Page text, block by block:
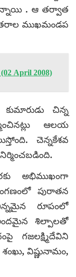
. ఆ తర్వాత
ముఖమండప
April 2008)
చిన్న
ఆలయ
చెన్నకేశవ
అభిముఖంగా
పురాతన
రూపంలో
శిల్పాలతో
గజలక్ష్మిదేవిని
విష్ణునామం,